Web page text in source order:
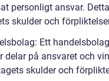
personligt ansvar.
skulder och
Ett
delar på ansvaret och
skulder och